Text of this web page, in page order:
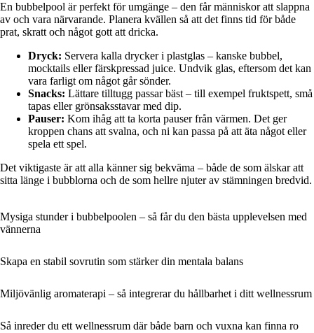
En bubbelpool är perfekt för umgänge – den får människor att slappna
av och vara närvarande. Planera kvällen så att det finns tid för både
prat, skratt och något gott att dricka.
Dryck: Servera kalla drycker i plastglas – kanske bubbel,
mocktails eller färskpressad juice. Undvik glas, eftersom det kan
vara farligt om något går sönder.
Snacks: Lättare tilltugg passar bäst – till exempel fruktspett, små
tapas eller grönsaksstavar med dip.
Pauser: Kom ihåg att ta korta pauser från värmen. Det ger
kroppen chans att svalna, och ni kan passa på att äta något eller
spela ett spel.
Det viktigaste är att alla känner sig bekväma – både de som älskar att
sitta länge i bubblorna och de som hellre njuter av stämningen bredvid.
Mysiga stunder i bubbelpoolen – så får du den bästa upplevelsen med
vännerna
Skapa en stabil sovrutin som stärker din mentala balans
Miljövänlig aromaterapi – så integrerar du hållbarhet i ditt wellnessrum
Så inreder du ett wellnessrum där både barn och vuxna kan finna ro